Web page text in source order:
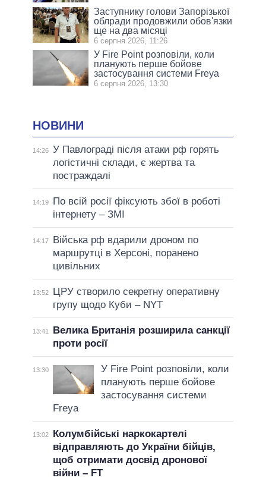
Заступнику голови Запорізької
облради продовжили обов'язки
ще на два місяці
6 серпня 2026, 11:26
У Fire Point розповіли, коли
планують перше бойове
застосування системи Freya
6 серпня 2026, 13:30
НОВИНИ
14:26 У Павлограді після атаки рф горять
логістичні склади, є жертва та
постраждалі
14:19
По всій росії фіксують збої в роботі
інтернету – ЗМІ
14:17
Війська рф вдарили дроном по
маршрутці в Херсоні, поранено
цивільних
13:52
ЦРУ створило секретну оперативну
групу щодо Куби – NYT
13:41
Велика Британія розширила санкції
проти росії
13:30
У Fire Point розповіли, коли
планують перше бойове
застосування системи
Freya
13:02
Колумбійські наркокартелі
відправляють до України бійців,
щоб отримати досвід дронової
війни – FT